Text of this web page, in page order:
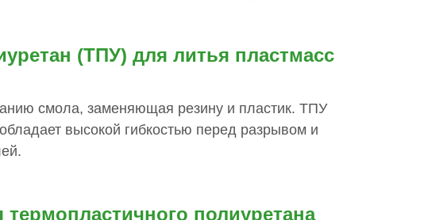
(ТПУ) для литья пластмасс
смола, заменяющая резину и пластик. ТПУ
высокой гибкостью перед разрывом и
полиуретана